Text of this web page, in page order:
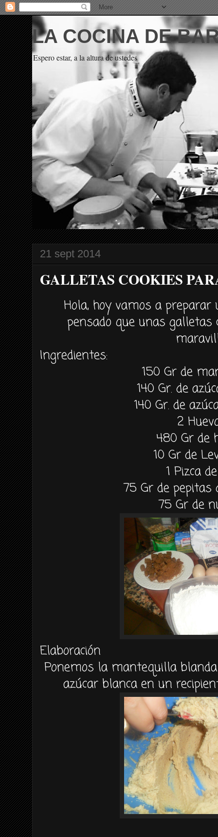
LA COCINA DE
Espero estar, a la altura de ustedes
21 sept 2014
GALLETAS COOKIES
Hola, hoy vamos a
pensado que unas galletas
Ingredientes:
150 Gr de
140 Gr. de
140 Gr. de
2
480 Gr de
10 Gr de
1 Pizca
75 Gr de pepitas
75 Gr de
Elaboración
Ponemos la mantequilla
azúcar blanca en un